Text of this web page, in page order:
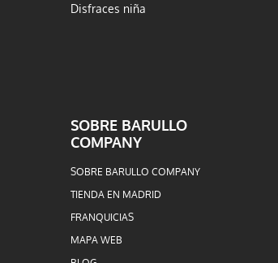
Disfraces niña
SOBRE BARULLO
COMPANY
SOBRE BARULLO COMPANY
TIENDA EN MADRID
FRANQUICIAS
MAPA WEB